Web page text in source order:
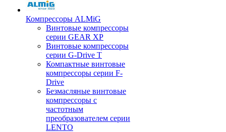
Компрессоры ALMiG
Винтовые компрессоры
серии GEAR XP
Винтовые компрессоры
серии G-Drive T
Компактные винтовые
компрессоры серии F-
Drive
Безмасляные винтовые
компрессоры с
частотным
преобразователем серии
LENTO